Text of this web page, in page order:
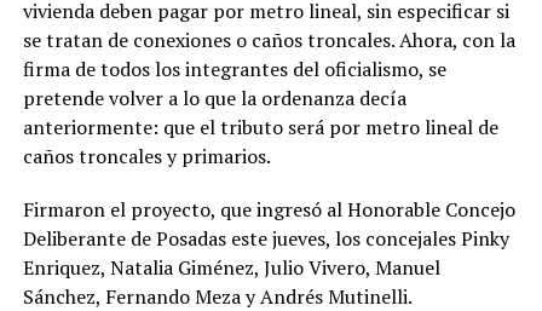
vivienda deben pagar por metro lineal, sin especificar si
se tratan de conexiones o caños troncales. Ahora, con la
firma de todos los integrantes del oficialismo, se
pretende volver a lo que la ordenanza decía
anteriormente: que el tributo será por metro lineal de
caños troncales y primarios.
Firmaron el proyecto, que ingresó al Honorable Concejo
Deliberante de Posadas este jueves, los concejales Pinky
Enriquez, Natalia Giménez, Julio Vivero, Manuel
Sánchez, Fernando Meza y Andrés Mutinelli.